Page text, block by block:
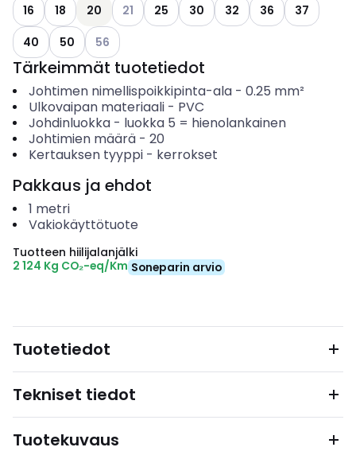
16
18 20 21 25 30 32 36
37
40
50 Katso käytettävissä olevat vaihtoehdot
56
Tärkeimmät tuotetiedot
Johtimen nimellispoikkipinta-ala- 0.25 mm²
Ulkovaipan materiaali- PVC
Johdinluokka- luokka 5 = hienolankainen
Johtimien määrä- 20
Kertauksen tyyppi- kerrokset
Pakkaus ja ehdot
1 metri
Vakiokäyttötuote
Tuotteen hiilijalanjälki
2 124 Kg CO₂-eq/Km Soneparin arvio
Tuotetiedot
Tekniset tiedot
Tuotekuvaus